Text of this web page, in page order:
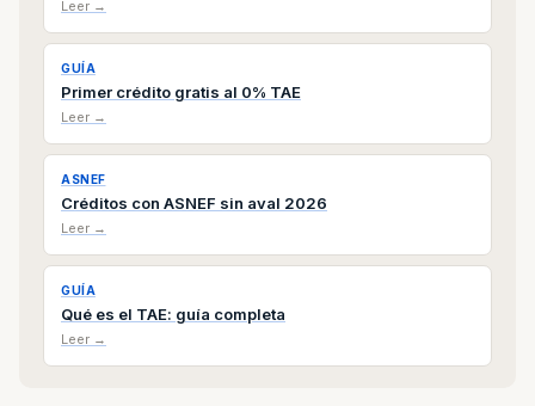
Leer →
GUÍA
Primer crédito gratis al 0% TAE
Leer →
ASNEF
Créditos con ASNEF sin aval 2026
Leer →
GUÍA
Qué es el TAE: guía completa
Leer →